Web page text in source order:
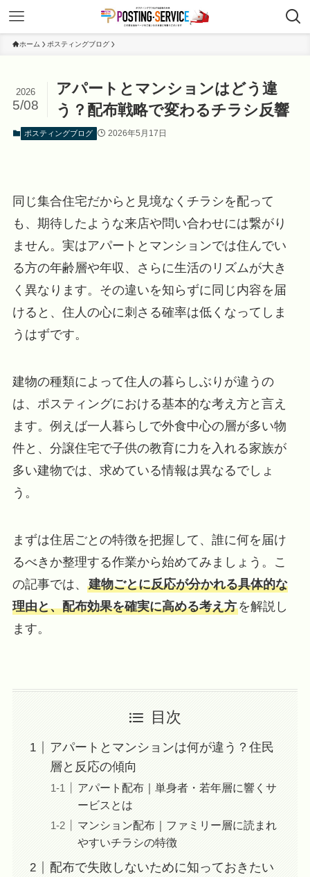
ホーム ポスティングブログ
アパートとマンションはどう違
う？配布戦略で変わるチラシ反響
2026
5/08
ポスティングブログ 2026年5月17日
同じ集合住宅だからと見境なくチラシを配って
も、期待したような来店や問い合わせには繋がり
ません。実はアパートとマンションでは住んでい
る方の年齢層や年収、さらに生活のリズムが大き
く異なります。その違いを知らずに同じ内容を届
けると、住人の心に刺さる確率は低くなってしま
うはずです。
建物の種類によって住人の暮らしぶりが違うの
は、ポスティングにおける基本的な考え方と言え
ます。例えば一人暮らしで外食中心の層が多い物
件と、分譲住宅で子供の教育に力を入れる家族が
多い建物では、求めている情報は異なるでしょ
う。
まずは住居ごとの特徴を把握して、誰に何を届け
るべきか整理する作業から始めてみましょう。こ
の記事では、 建物ごとに反応が分かれる具体的な
理由と、配布効果を確実に高める考え方を解説し
ます。
目次
アパートとマンションは何が違う？住民
層と反応の傾向
アパート配布｜単身者・若年層に響くサ
ービスとは
マンション配布｜ファミリー層に読まれ
やすいチラシの特徴
配布で失敗しないために知っておきたい